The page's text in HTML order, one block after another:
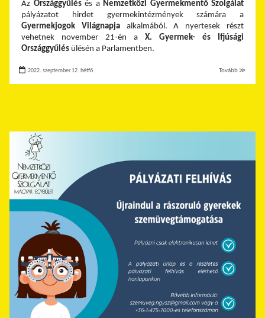
Az Országgyűlésés a Nemzetközi Gyermekmentő Szolgálat
pályázatot hirdet gyermekintézmények számára a
Gyermekjogok Világnapjaalkalmából. A nyertesek részt
vehetnek november 21-én a X. Gyermek- és Ifjúsági
Országgyűlés ülésén a Parlamentben.
2022. szeptember 12. hétfő Tovább ≫